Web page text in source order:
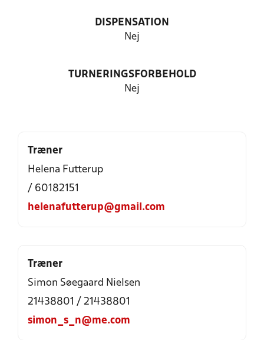
DISPENSATION
Nej
TURNERINGSFORBEHOLD
Nej
Træner
Helena Futterup
/ 60182151
helenafutterup@gmail.com
Træner
Simon Søegaard Nielsen
21438801 / 21438801
simon_s_n@me.com